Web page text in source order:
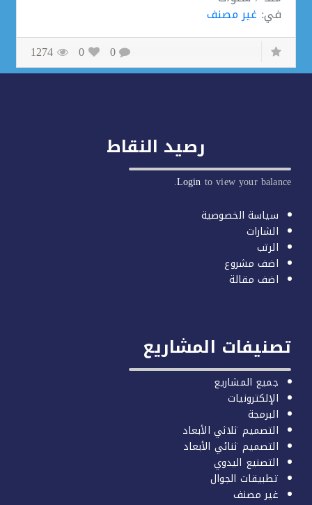
غير مصنف
0
1274
رصيد النقاط
Loginto view your
سياسة الخصوصية
الشارات
الرتب
اضف مشروع
اضف مقالة
المشاريع
جميع المشاريع
الإلكترونيات
البرمجة
التصميم ثلاثي الأبعاد
التصميم ثنائي الأبعاد
التصنيع اليدوي
تطبيقات الجوال
غير مصنف